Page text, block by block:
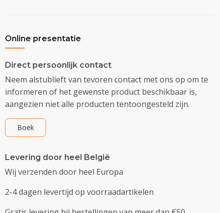
Online presentatie
Direct persoonlijk contact
Neem alstublieft van tevoren contact met ons op om te
informeren of het gewenste product beschikbaar is,
aangezien niet alle producten tentoongesteld zijn.
Boek
Levering door heel België
Wij verzenden door heel Europa
2-4 dagen levertijd op voorraadartikelen